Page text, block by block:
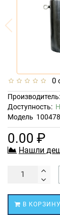
0
Производитель:
Доступность:
Модель
0.00 ₽
Нашли
В КОРЗИНУ